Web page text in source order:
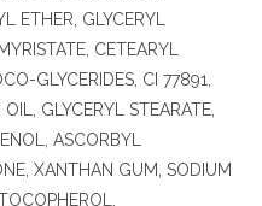
ETHER, GLYCERYL
CETEARYL
GLYCERIDES, CI 77891,
GLYCERYL STEARATE,
ASCORBYL
XANTHAN GUM, SODIUM